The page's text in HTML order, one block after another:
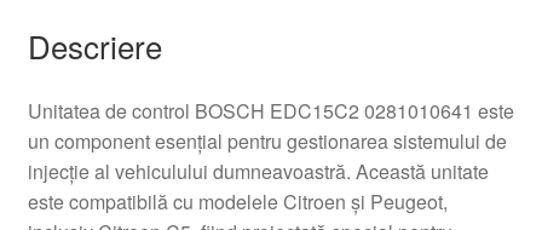
Descriere
Unitatea de control BOSCH EDC15C2 0281010641 este
un component esențial pentru gestionarea sistemului de
injecție al vehiculului dumneavoastră. Această unitate
este compatibilă cu modelele Citroen și Peugeot,